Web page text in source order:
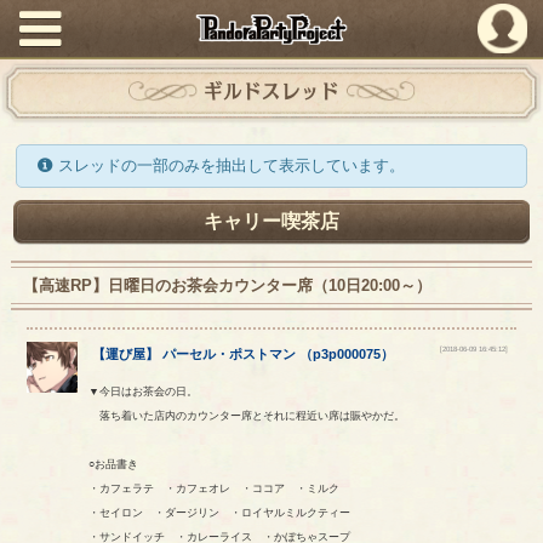
PandoraPartyProject
ギルドスレッド
スレッドの一部のみを抽出して表示しています。
キャリー喫茶店
【高速RP】日曜日のお茶会カウンター席（10日20:00～）
【運び屋】パーセル・ ポストマン （p3p000075） [2018-06-09 16:45:12]
▼今日はお茶会の日。
落ち着いた店内のカウンター席とそれに程近い席は賑やかだ。
○お品書き
・カフェラテ ・カフェオレ ・ココア ・ミルク
・セイロン ・ダージリン ・ロイヤルミルクティー
・サンドイッチ ・カレーライス ・かぼちゃスープ